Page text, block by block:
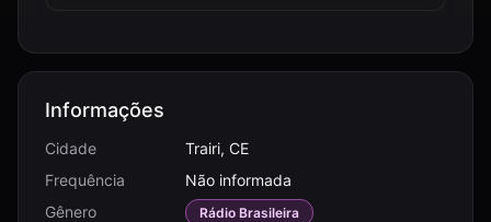
Informações
Cidade
Trairi, CE
Frequência
Não informada
Gênero
Rádio Brasileira